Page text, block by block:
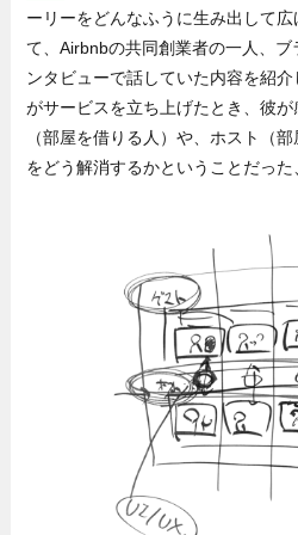
ーリーをどんなふうに生み出して
て、Airbnbの共同創業者の一人、
ンタビューで話していた内容を紹
がサービスを立ち上げたとき、彼
（部屋を借りる人）や、ホスト（
をどう解消するかということだった